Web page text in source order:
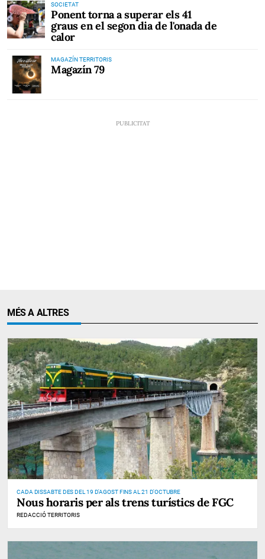
SOCIETAT
Ponent torna a superar els 41
graus en el segon dia de l'onada de
calor
MAGAZÍN TERRITORIS
Magazín 79
MÉS A ALTRES
CADA DISSABTE DES DEL 19 D'AGOST FINS AL 21 D'OCTUBRE
Nous horaris per als trens turístics de FGC
REDACCIÓ TERRITORIS